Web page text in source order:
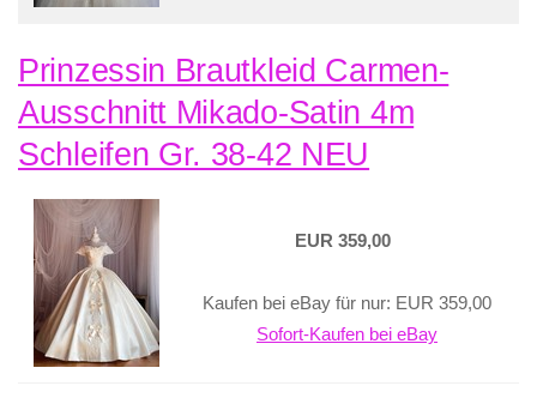
Prinzessin Brautkleid Carmen-
Ausschnitt Mikado-Satin 4m
Schleifen Gr. 38-42 NEU
EUR 359,00
Kaufen bei eBay für nur: EUR 359,00
Sofort-Kaufen bei eBay